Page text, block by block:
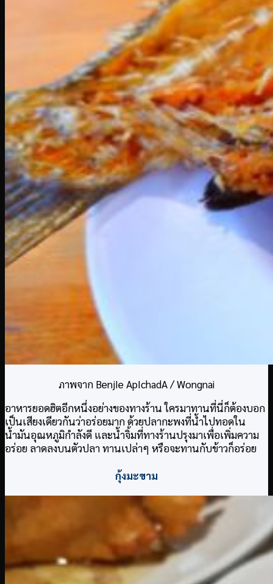
ภาพจาก BenjIe ApIchadA / Wongnai
อาหารยอดฮิตอีกหนึ่งอย่างของทางร้าน ใครมาทานที่นี่ก็ต้องบอก
เป็นเสียงเดียวกันว่าอร่อยมาก ด้วยปลากะพงที่น้ำไปทอดใน
น้ำมันอุณหภูมิกำลังดี และน้ำจิ้มที่ทางร้านปรุงมาเพื่อเพิ่มความ
อร่อย ลาดลงบนตัวปลา ทานเปล่าๆ หรือจะทานกับข้าวก็อร่อย
กุ้งมะขาม